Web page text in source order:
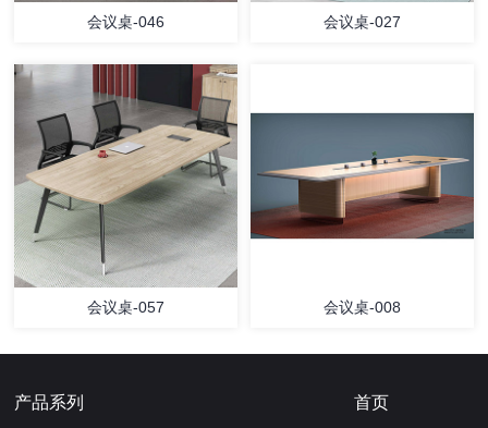
会议桌-046 会议桌-027
会议桌-057 会议桌-008
产品系列 首页